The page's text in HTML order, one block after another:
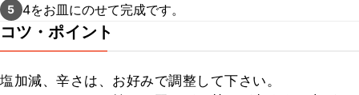
5 4をお皿にのせて完成です。
コツ・ポイント
塩加減、辛さは、お好みで調整して下さい。